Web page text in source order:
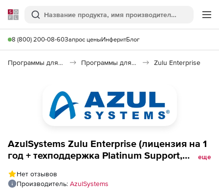
Softline
Поиск
8 (800) 200-08-60Запрос ценыИнферитБлог
Программы для программирования Программы для разработки ПО Zulu Enterprise
AzulSystems Zulu Enterprise (лицензия на 1
год + техподдержка Platinum Support,
серверов
еще
Нет отзывов
Производитель: AzulSystems